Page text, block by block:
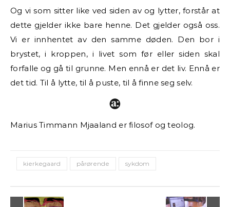
Og vi som sitter like ved siden av og lytter, forstår at
dette gjelder ikke bare henne. Det gjelder også oss.
Vi er innhentet av den samme døden. Den bor i
brystet, i kroppen, i livet som før eller siden skal
forfalle og gå til grunne. Men ennå er det liv. Ennå er
det tid. Til å lytte, til å puste, til å finne seg selv.
Marius Timmann Mjaaland er filosof og teolog.
kierkegaard pårørende sykdom